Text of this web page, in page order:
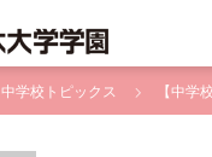
中学校トピックス 【中学